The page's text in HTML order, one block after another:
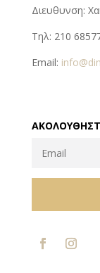
Διευθυνση:
Τηλ: 210
Email: